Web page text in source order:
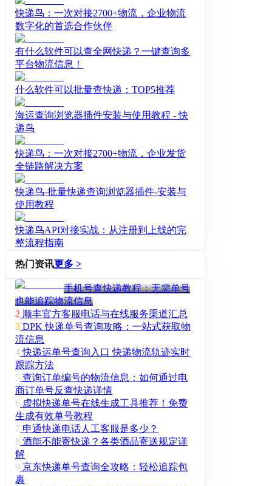
快递鸟：一次对接2700+物流，企业物流
数字化的首选合作伙伴
有什么软件可以查全网快递？一键查询多
平台物流信息！
什么软件可以批量查快递：TOP5推荐
海运查询浏览器插件安装与使用教程 - 快
递鸟
快递鸟：一次对接2700+物流，企业发货
全链路解决方案
快递鸟-批量快递查询浏览器插件-安装与
使用教程
快递鸟API对接实战：从注册到上线的完
整流程指南
热门资讯更多 >
手机号查快递教程：无需单号
也能追踪物流信息
2 顺丰官方客服电话与在线服务渠道汇总
3 DPK 快递单号查询攻略：一站式获取物
流信息
4 快递运单号查询入口 快递物流轨迹实时
跟踪方法
5 查询订单编号的物流信息：如何通过电
商订单号反查快递详情
6 虚拟快递单号在线生成工具推荐！免费
生成有效单号教程
7 申通快递电话人工客服是多少？
8 酒能不能寄快递？各类酒品寄送规定详
解
9 京东快递单号查询全攻略：轻松追踪包
裹